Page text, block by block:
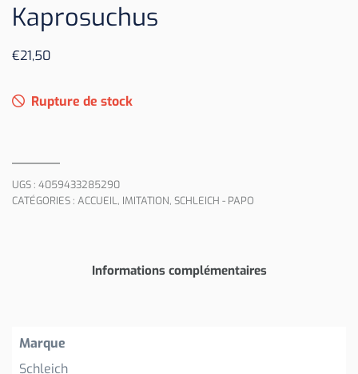
Kaprosuchus
€21,50
Rupture de stock
UGS : 4059433285290
CATÉGORIES : ACCUEIL, IMITATION, SCHLEICH - PAPO
Informations complémentaires
Marque
Schleich